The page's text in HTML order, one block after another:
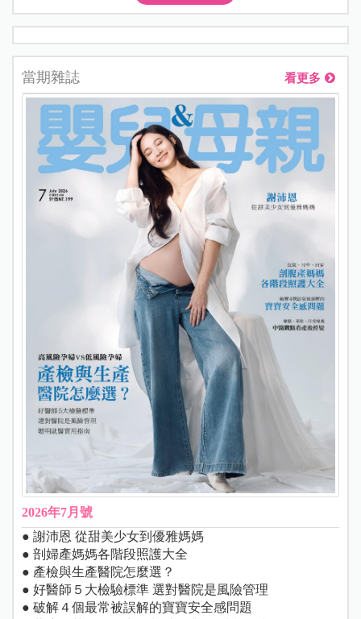
當期雜誌 看更多
2026年7月號
● 謝沛恩 從甜美少女到優雅媽媽
● 剖婦產媽媽各階段照護大全
● 產檢與生產醫院怎麼選？
● 好醫師５大檢驗標準 選對醫院是風險管理
● 破解４個最常被誤解的寶寶安全感問題